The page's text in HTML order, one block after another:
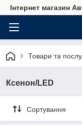
Інтернет магазин
Товари та
Ксенон/LED
Сортування